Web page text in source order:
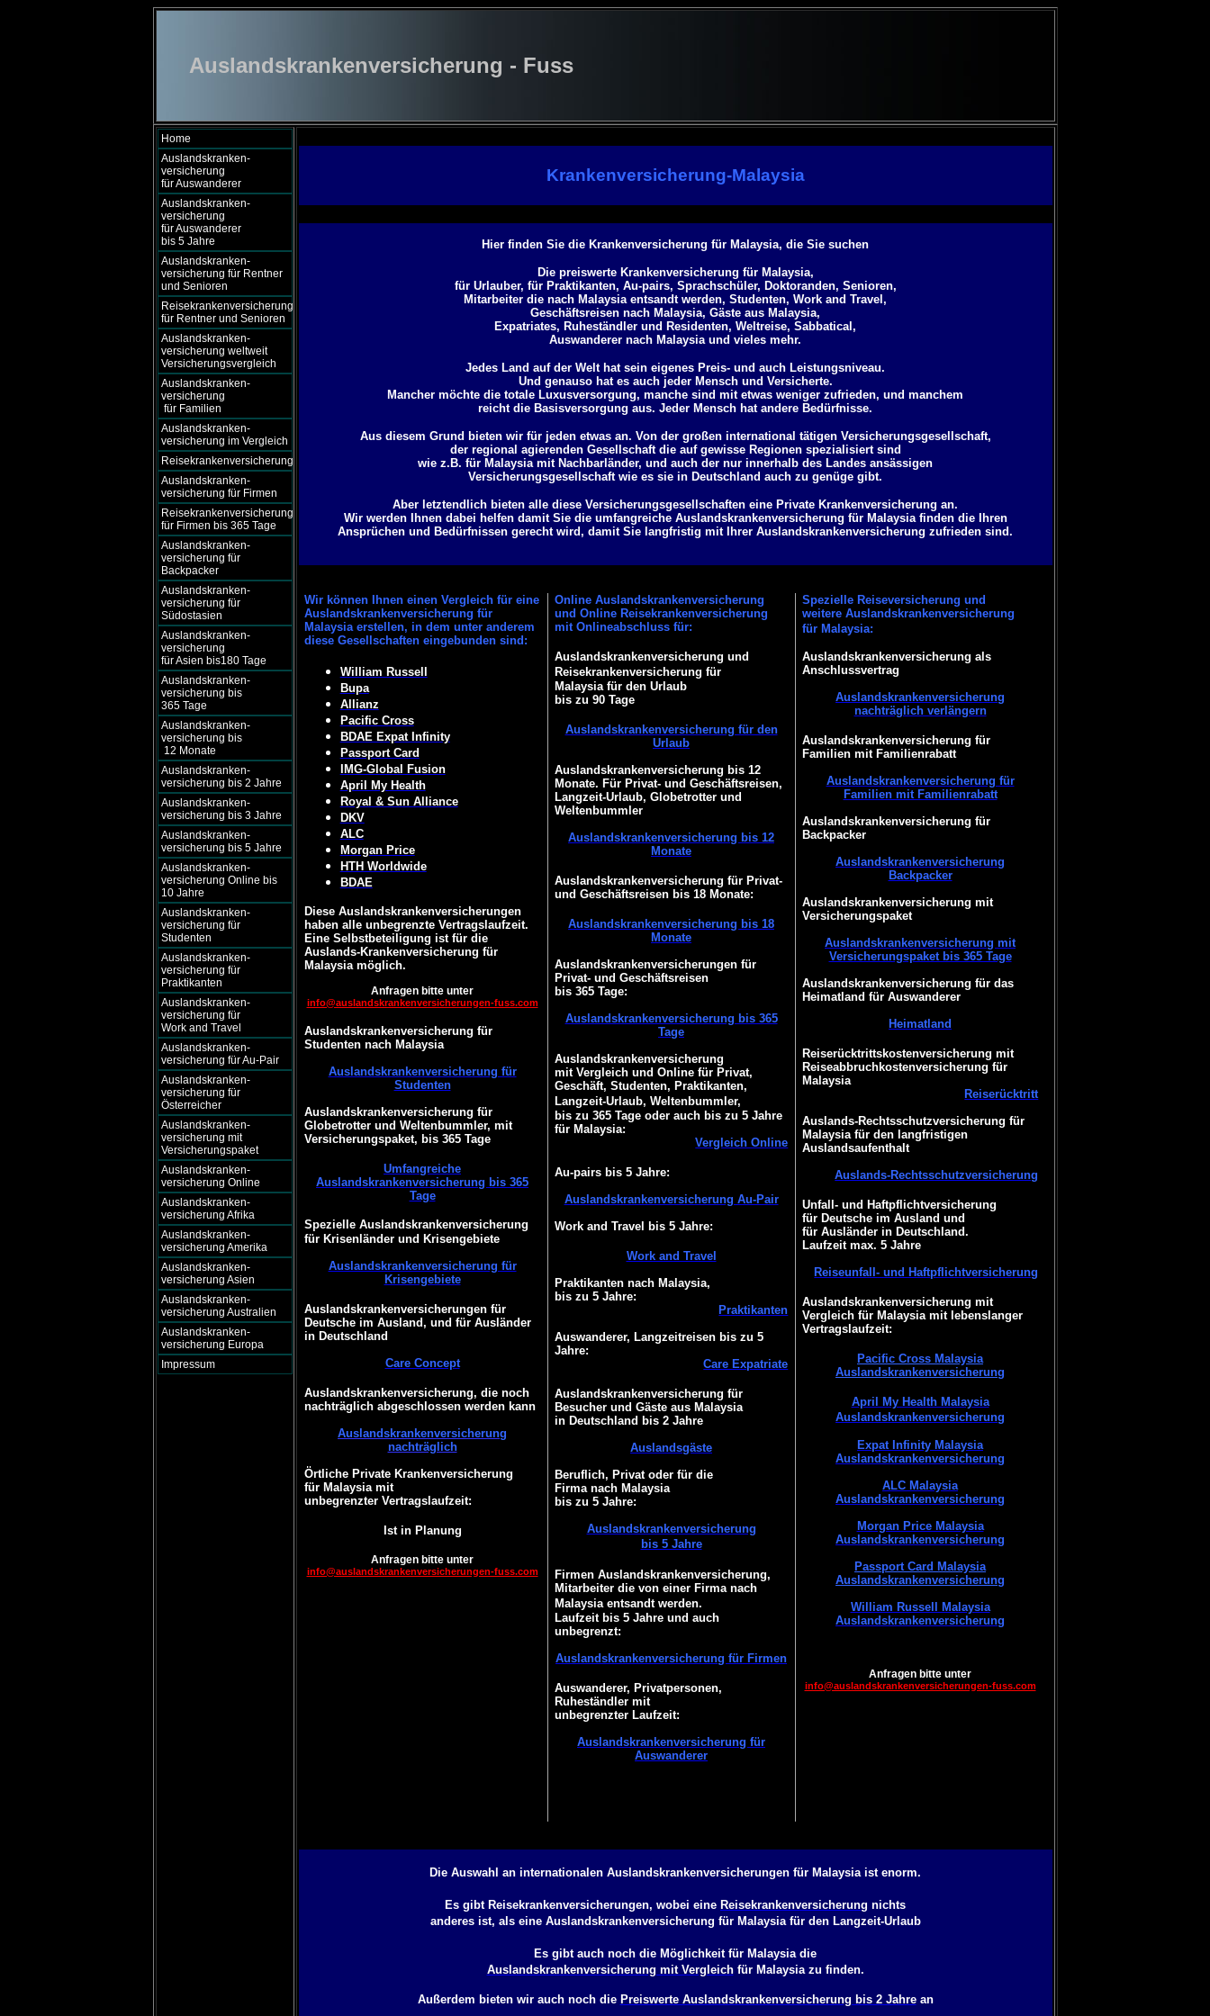
Auslandskrankenversicherung - Fuss
Home
Auslandskranken-
versicherung
für Auswanderer
Auslandskranken-
versicherung
für Auswanderer
bis 5 Jahre
Auslandskranken-
versicherung für Rentner
und Senioren
Reisekrankenversicherung
für Rentner und Senioren
Auslandskranken-
versicherung weltweit
Versicherungsvergleich
Auslandskranken-
versicherung
für Familien
Auslandskranken-
versicherung im Vergleich
Reisekrankenversicherung
Auslandskranken-
versicherung für Firmen
Reisekrankenversicherung
für Firmen bis 365 Tage
Auslandskranken-
versicherung für
Backpacker
Auslandskranken-
versicherung für
Südostasien
Auslandskranken-
versicherung
für Asien bis180 Tage
Auslandskranken-
versicherung bis
365 Tage
Auslandskranken-
versicherung bis
12 Monate
Auslandskranken-
versicherung bis 2 Jahre
Auslandskranken-
versicherung bis 3 Jahre
Auslandskranken-
versicherung bis 5 Jahre
Auslandskranken-
versicherung Online bis
10 Jahre
Auslandskranken-
versicherung für
Studenten
Auslandskranken-
versicherung für
Praktikanten
Auslandskranken-
versicherung für
Work and Travel
Auslandskranken-
versicherung für Au-Pair
Auslandskranken-
versicherung für
Österreicher
Auslandskranken-
versicherung mit
Versicherungspaket
Auslandskranken-
versicherung Online
Auslandskranken-
versicherung Afrika
Auslandskranken-
versicherung Amerika
Auslandskranken-
versicherung Asien
Auslandskranken-
versicherung Australien
Auslandskranken-
versicherung Europa
Impressum
Krankenversicherung-Malaysia
Hier finden Sie die Krankenversicherung für Malaysia, die Sie suchen
Die preiswerte Krankenversicherung für Malaysia,
für Urlauber, für Praktikanten, Au-pairs, Sprachschüler, Doktoranden, Senioren,
Mitarbeiter die nach Malaysia entsandt werden, Studenten, Work and Travel,
Geschäftsreisen nach Malaysia, Gäste aus Malaysia,
Expatriates, Ruheständler und Residenten, Weltreise, Sabbatical ,
Auswanderer nach Malaysia und vieles mehr.
Jedes Land auf der Welt hat sein eigenes Preis- und auch Leistungsniveau.
Und genauso hat es auch jeder Mensch und Versicherte.
Mancher möchte die totale Luxusversorgung, manche sind mit etwas weniger zufrieden, und manchem
reicht die Basisversorgung aus. Jeder Mensch hat andere Bedürfnisse.
Aus diesem Grund bieten wir für jeden etwas an. Von der großen international tätigen Versicherungsgesellschaft,
der regional agierenden Gesellschaft die auf gewisse Regionen spezialisiert sind
wie z.B. für Malaysia mit Nachbarländer, und auch der nur innerhalb des Landes ansässigen
Versicherungsgesellschaft wie es sie in Deutschland auch zu genüge gibt.
Aber letztendlich bieten alle diese Versicherungsgesellschaften eine Private Krankenversicherung an.
Wir werden Ihnen dabei helfen damit Sie die umfangreiche Auslandskrankenversicherung für Malaysia finden die Ihren
Ansprüchen und Bedürfnissen gerecht wird, damit Sie langfristig mit Ihrer Auslandskrankenversicherung zufrieden sind.
Wir könnenIhnen einen Vergleich für eine
Auslandskrankenversicherung für
Malaysia erstellen, in dem unter anderem
diese Gesellschaften eingebunden sind:
William Russell
Bupa
Allianz
Pacific Cross
BDAE Expat Infinity
Passport Card
IMG-Global Fusion
April My Health
Royal & Sun Alliance
DKV
ALC
Morgan Price
HTH Worldwide
BDAE
Diese Auslandskrankenversicherungen
haben alle unbegrenzte Vertragslaufzeit.
Eine Selbstbeteiligung ist für die
Auslands-Krankenversicherung für
Malaysia möglich.
Anfragen bitte unter
info@auslandskrankenversicherungen-fuss.com
Auslandskrankenversicherung für
Studenten nach Malaysia
Auslandskrankenversicherung für
Studenten
Auslandskrankenversicherung für
Globetrotter und Weltenbummler, mit
Versicherungspaket, bis 365 Tage
Umfangreiche
Auslandskrankenversicherung bis 365
Tage
Spezielle Auslandskrankenversicherung
für Krisenländer und Krisengebiete
Auslandskrankenversicherung für
Krisengebiete
Auslandskrankenversicherungen für
Deutsche im Ausland, und für Ausländer
in Deutschland
Care Concept
Auslandskrankenversicherung, die noch
nachträglich abgeschlossen werden kann
Auslandskrankenversicherung
nachträglich
Örtliche Private Krankenversicherung
für Malaysia mit
unbegrenzter Vertragslaufzeit:
Ist in Planung
Anfragen bitte unter
info@auslandskrankenversicherungen-fuss.com
Online Auslandskrankenversicherung
und Online Reisekrankenversicherung
mit Onlineabschluss für:
Auslandskrankenversicherung und
Reisekrankenversicherung für
Malaysia für den Urlaub
bis zu 90 Tage
Auslandskrankenversicherung für den
Urlaub
Auslandskrankenversicherung bis 12
Monate. Für Privat- und Geschäftsreisen,
Langzeit-Urlaub, Globetrotter und
Weltenbummler
Auslandskrankenversicherung bis 12
Monate
Auslandskrankenversicherung für Privat-
und Geschäftsreisen bis 18 Monate:
Auslandskrankenversicherung bis 18
Monate
Auslandskrankenversicherungen für
Privat- und Geschäftsreisen
bis 365 Tage:
Auslandskrankenversicherung bis 365
Tage
Auslandskrankenversicherung
mit Vergleich und Online für Privat,
Geschäft, Studenten, Praktikanten,
Langzeit-Urlaub, Weltenbummler,
bis zu 365 Tage oder auch bis zu 5 Jahre
für Malaysia:
Vergleich Online
Au-pairs bis 5 Jahre:
Auslandskrankenversicherung Au-Pair
Work and Travel bis 5 Jahre:
Work and Travel
Praktikanten nach Malaysia,
bis zu 5 Jahre:
Praktikanten
Auswanderer, Langzeitreisen bis zu 5
Jahre:
Care Expatriate
Auslandskrankenversicherung für
Besucher und Gäste aus Malaysia
in Deutschland bis 2 Jahre
Auslandsgäste
Beruflich, Privat oder für die
Firma nach Malaysia
bis zu 5 Jahre:
Auslandskrankenversicherung
bis 5 Jahre
Firmen Auslandskrankenversicherung,
Mitarbeiter die von einer Firma nach
Malaysia entsandt werden.
Laufzeit bis 5 Jahre und auch
unbegrenzt:
Auslandskrankenversicherung für Firmen
Auswanderer, Privatpersonen,
Ruheständler mit
unbegrenzter Laufzeit:
Auslandskrankenversicherung für
Auswanderer
Spezielle Reiseversicherung und
weitere Auslandskrankenversicherung
für Malaysia:
Auslandskrankenversicherung als
Anschlussvertrag
Auslandskrankenversicherung
nachträglich verlängern
Auslandskrankenversicherung für
Familien mit Familienrabatt
Auslandskrankenversicherung für
Familien mit Familienrabatt
Auslandskrankenversicherung für
Backpacker
Auslandskrankenversicherung
Backpacker
Auslandskrankenversicherung mit
Versicherungspaket
Auslandskrankenversicherung mit
Versicherungspaket bis 365 Tage
Auslandskrankenversicherung für das
Heimatland für Auswanderer
Heimatland
Reiserücktrittskostenversicherung mit
Reiseabbruchkostenversicherung für
Malaysia
Reiserücktritt
Auslands-Rechtsschutzversicherung für
Malaysia für den langfristigen
Auslandsaufenthalt
Auslands-Rechtsschutzversicherung
Unfall- und Haftpflichtversicherung
für Deutsche im Ausland und
für Ausländer in Deutschland.
Laufzeit max. 5 Jahre
Reiseunfall- und Haftpflichtversicherung
Auslandskrankenversicherung mit
Vergleich für Malaysia mit lebenslanger
Vertragslaufzeit:
Pacific Cross Malaysia
Auslandskrankenversicherung
April My Health Malaysia
Auslandskrankenversicherung
Expat Infinity Malaysia
Auslandskrankenversicherung
ALC Malaysia
Auslandskrankenversicherung
Morgan Price Malaysia
Auslandskrankenversicherung
Passport Card Malaysia
Auslandskrankenversicherung
William Russell Malaysia
Auslandskrankenversicherung
Anfragen bitte unter
info@auslandskrankenversicherungen-fuss.com
Die Auswahl an internationalen Auslandskrankenversicherungen für Malaysia ist enorm.
Es gibt Reisekrankenversicherungen, wobei eine Reisekrankenversicherung nichts
anderes ist, als eine Auslandskrankenversicherung für Malaysiafür den Langzeit-Urlaub
Es gibt auch noch die Möglichkeit für Malaysia die
Auslandskrankenversicherung mit Vergleichfür Malaysiazu finden.
Außerdem bieten wir auch noch die Preiswerte Auslandskrankenversicherung bis 2 Jahrean